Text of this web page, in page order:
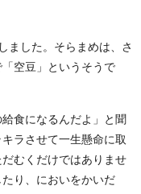
ました。そらまめは、さ
空豆」というそうで
食になるんだよ」と聞
ラさせて一生懸命に取
むくだけではありませ
り、においをかいだ